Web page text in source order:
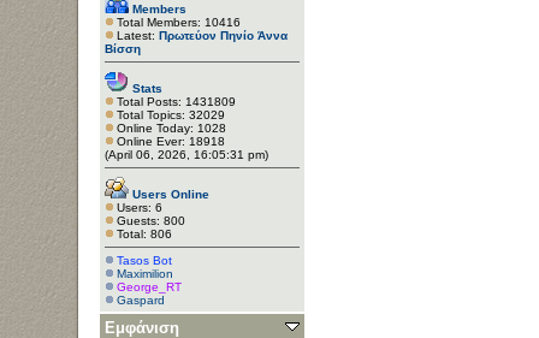
Members
Total Members: 10416
Latest: Πρωτεύον Πηνίο Άννα
Βίσση
Stats
Total Posts: 1431809
Total Topics: 32029
Online Today: 1028
Online Ever: 18918
(April 06, 2026, 16:05:31 pm)
Users Online
Users: 6
Guests: 800
Total: 806
Tasos Bot
Maximilion
George_RT
Gaspard
Εμφάνιση